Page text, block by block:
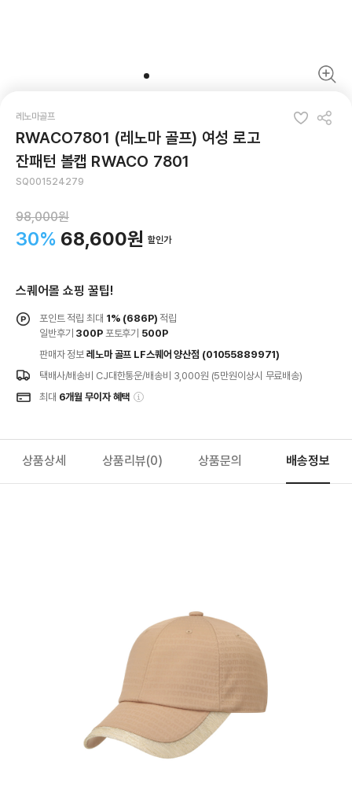
레노마골프
RWACO7801 (레노마 골프) 여성 로고
잔패턴 볼캡 RWACO 7801
SQ001524279
98,000원
30% 68,600원 할인가
스퀘어몰 쇼핑 꿀팁!
포인트 적립 최대 1% (686P) 적립
일반후기 300P포토후기 500P
판매자 정보 레노마 골프 LF스퀘어 양산점 (01055889971)
택배사/배송비 CJ대한통운/배송비 3,000원 (5만원이상시 무료배송)
최대 6개월 무이자 혜택
상품상세 상품리뷰(0) 상품문의 배송정보